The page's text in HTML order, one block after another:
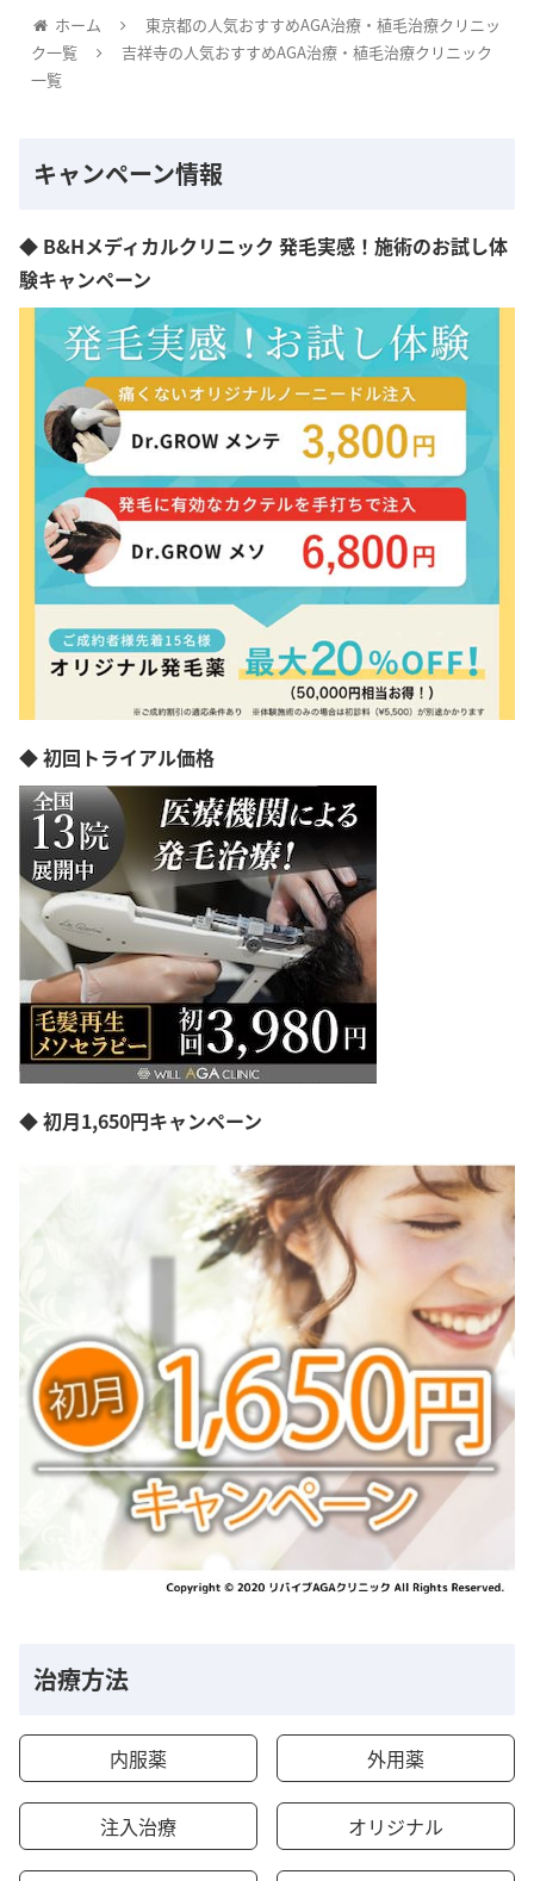
ホーム
東京都の人気おすすめAGA治療・植毛治療クリニッ
ク一覧
吉祥寺の人気おすすめAGA治療・植毛治療クリニック
一覧
キャンペーン情報
◆ B&Hメディカルクリニック 発毛実感！施術のお試し体
験キャンペーン
◆ 初回トライアル価格
◆ 初月1,650円キャンペーン
治療方法
内服薬 外用薬
注入治療 オリジナル